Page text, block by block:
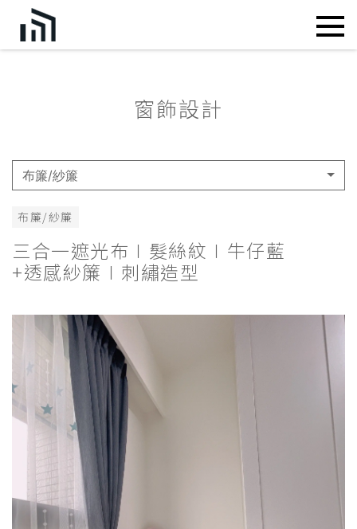
窗飾設計
布簾/紗簾
布簾/紗簾
三合一遮光布∣髮絲紋∣牛仔藍
+透感紗簾∣刺繡造型